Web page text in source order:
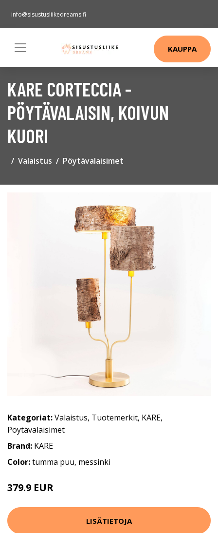
info@sisustusliikedreams.fi
KAUPPA
KARE CORTECCIA -
PÖYTÄVALAISIN, KOIVUN
KUORI
Valaistus Pöytävalaisimet
Kategoriat:Valaistus, Tuotemerkit, KARE,
Pöytävalaisimet
Brand: KARE
Color:tumma puu, messinki
379.9 EUR
LISÄTIETOJA